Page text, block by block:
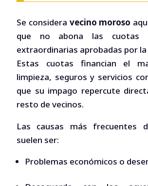
Se considera vecino moroso
que no abona las cuotas
extraordinarias aprobadas por la
Estas cuotas financian el
limpieza, seguros y servicios
que su impago repercute
resto de vecinos.
Las causas más frecuentes
suelen ser:
Problemas económicos o